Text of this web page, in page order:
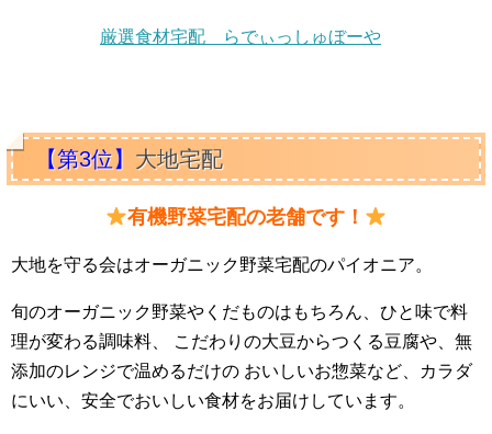
厳選食材宅配 らでぃっしゅぼーや
【第3位】 大地宅配
有機野菜宅配の老舗です！
大地を守る会はオーガニック野菜宅配のパイオニア。
旬のオーガニック野菜やくだものはもちろん、ひと味で料
理が変わる調味料、 こだわりの大豆からつくる豆腐や、無
添加のレンジで温めるだけの おいしいお惣菜など、カラダ
にいい、安全でおいしい食材をお届けしています。